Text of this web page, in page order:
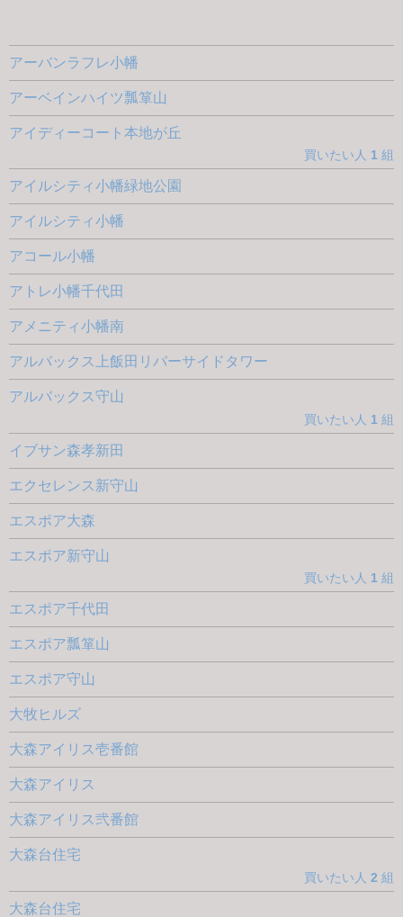
アーバンラフレ小幡
アーベインハイツ瓢箪山
アイディーコート本地が丘
買いたい人 1 組
アイルシティ小幡緑地公園
アイルシティ小幡
アコール小幡
アトレ小幡千代田
アメニティ小幡南
アルバックス上飯田リバーサイドタワー
アルバックス守山
買いたい人 1 組
イブサン森孝新田
エクセレンス新守山
エスポア大森
エスポア新守山
買いたい人 1 組
エスポア千代田
エスポア瓢箪山
エスポア守山
大牧ヒルズ
大森アイリス壱番館
大森アイリス
大森アイリス弐番館
大森台住宅
買いたい人 2 組
大森台住宅